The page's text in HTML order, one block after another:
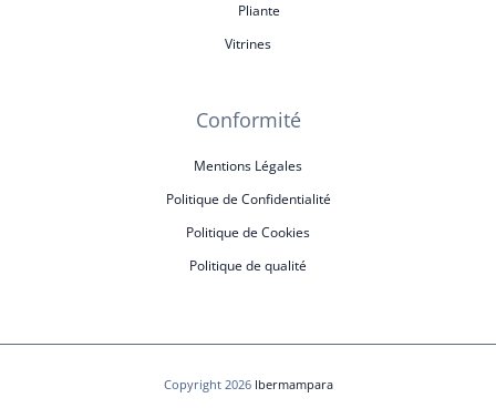
Pliante
Vitrines
Conformité
Mentions Légales
Politique de Confidentialité
Politique de Cookies
Politique de qualité
Copyright 2026 Ibermampara